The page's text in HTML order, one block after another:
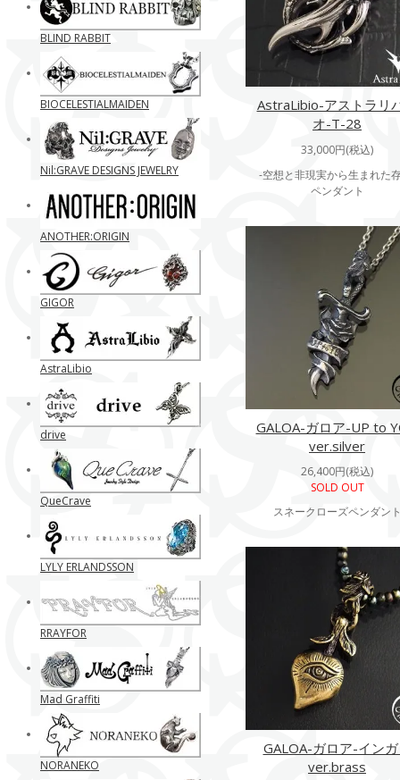
AstraLibio-アストラリ
オ-T-28
33,000円(税込)
-空想と非現実から生まれた
ペンダント
GALOA-ガロア-UP to
ver.silver
26,400円(税込)
SOLD OUT
スネークローズペンダン
GALOA-ガロア-イン
ver.brass
BLIND RABBIT
BIOCELESTIALMAIDEN
Nil:GRAVE DESIGNS JEWELRY
ANOTHER:ORIGIN
GIGOR
AstraLibio
drive
QueCrave
LYLY ERLANDSSON
RRAYFOR
Mad Graffiti
NORANEKO